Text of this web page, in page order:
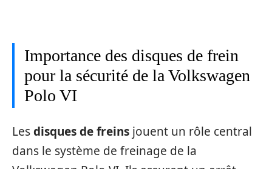
Importance des disques de frein
pour la sécurité de la Volkswagen
Polo VI
Lesdisques de freins jouent un rôle central
dans le système de freinage de la